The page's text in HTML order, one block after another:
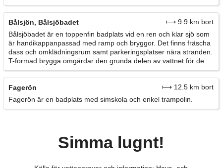
Bålsjön, Bålsjöbadet
⟼ 9.9 km bort
Bålsjöbadet är en toppenfin badplats vid en ren och klar sjö som
är handikappanpassad med ramp och bryggor. Det finns fräscha
dass och omklädningsrum samt parkeringsplatser nära stranden.
T-formad brygga omgärdar den grunda delen av vattnet för de...
Fagerön
⟼ 12.5 km bort
Fagerön är en badplats med simskola och enkel trampolin.
Simma lugnt!